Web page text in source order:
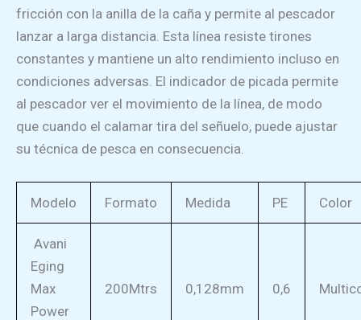
fricción con la anilla de la caña y permite al pescador
lanzar a larga distancia. Esta línea resiste tirones
constantes y mantiene un alto rendimiento incluso en
condiciones adversas. El indicador de picada permite
al pescador ver el movimiento de la línea, de modo
que cuando el calamar tira del señuelo, puede ajustar
su técnica de pesca en consecuencia.
Modelo Formato Medida PE Color
Avani
Eging
Max
Power
200Mtrs 0,128mm 0,6